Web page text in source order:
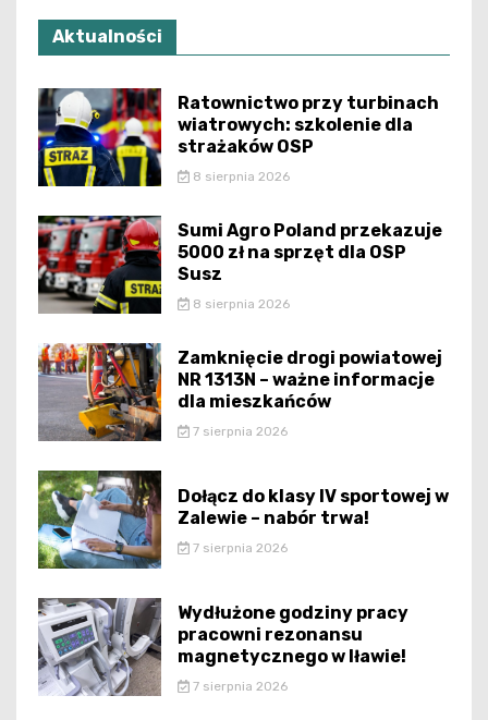
Aktualności
Ratownictwo przy turbinach
wiatrowych: szkolenie dla
strażaków OSP
8 sierpnia 2026
Sumi Agro Poland przekazuje
5000 zł na sprzęt dla OSP
Susz
8 sierpnia 2026
Zamknięcie drogi powiatowej
NR 1313N – ważne informacje
dla mieszkańców
7 sierpnia 2026
Dołącz do klasy IV sportowej w
Zalewie – nabór trwa!
7 sierpnia 2026
Wydłużone godziny pracy
pracowni rezonansu
magnetycznego w Iławie!
7 sierpnia 2026